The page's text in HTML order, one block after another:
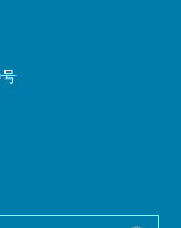
、碳酸锌过滤 6、
滤与洗涤 9、硫化
电解法生产双氧水的
滤与洗涤